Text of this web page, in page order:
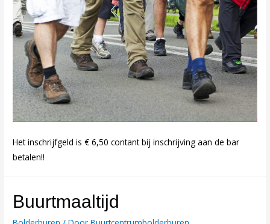
Het inschrijfgeld is € 6,50 contant bij inschrijving aan de bar
betalen!!
Buurtmaaltijd